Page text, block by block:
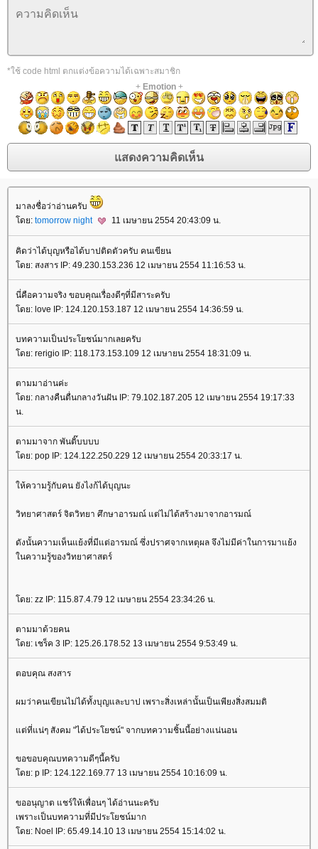
*ใช้ code html ตกแต่งข้อความได้เฉพาะสมาชิก
+ Emotion+
มาลงชื่อว่าอ่านครับ
ดย: tomorrow night 11 เมษายน 2554 20:43:09 น.
คิดว่าได้บุญหรือได้บาปติดตัวครับ คนเขียน
ดย: สงสาร IP: 49.230.153.236 12 เมษายน 2554 11:16:53 น.
นี่คือความจริง ขอบคุณเรื่องดีๆที่มีสาระครับ
ดย: love IP: 124.120.153.187 12 เมษายน 2554 14:36:59 น.
บทความเป็นประโยชน์มากเลยครับ
ดย: rerigio IP: 118.173.153.109 12 เมษายน 2554 18:31:09 น.
ตามมาอ่านค่ะ
ดย: กลางคืนตื่นกลางวันฝัน IP: 79.102.187.205 12 เมษายน 2554 19:17:33
น.
ตามมาจาก พันติ๊บบบบ
ดย: pop IP: 124.122.250.229 12 เมษายน 2554 20:33:17 น.
ห้ความรู้กับคน ยังไงก้ได้บุญนะ
วิทยาศาสตร์ จิตวิทยา ศึกษาอารมณ์ แต่ไม่ได้สร้างมาจากอารมณ์
ดังนั้นความเห็นแย้งที่มีแต่อารมณ์ ซึ่งปราศจากเหตุผล จึงไม่มีค่าในการมาแย้ง
นความรู้ของวิทยาศาสตร์
ดย: zz IP: 115.87.4.79 12 เมษายน 2554 23:34:26 น.
ตามมาด้วยคน
ดย: เชร็ค 3 IP: 125.26.178.52 13 เมษายน 2554 9:53:49 น.
ตอบคุณ สงสาร
ผมว่าคนเขียนไม่ได้ทั้งบุญและบาป เพราะสิ่งเหล่านั้นเป็นเพียงสิ่งสมมติ
ต่ที่แน่ๆ สังคม "ได้ประโยชน์" จากบทความชิ้นนี้อย่างแน่นอน
ขอขอบคุณบทความดีๆนี้ครับ
ดย: p IP: 124.122.169.77 13 เมษายน 2554 10:16:09 น.
ขออนุญาต แชร์ให้เพื่อนๆ ได้อ่านนะครับ
เพราะเป็นบทความที่มีประโยชน์มาก
ดย: Noel IP: 65.49.14.10 13 เมษายน 2554 15:14:02 น.